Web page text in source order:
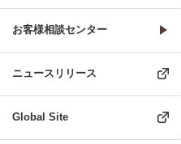
お客様相談センター
ニュースリリース
Global Site